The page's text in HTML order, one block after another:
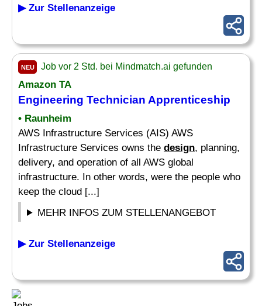
▶ Zur Stellenanzeige
NEU Job vor 2 Std. bei Mindmatch.ai gefunden
Amazon TA
Engineering Technician Apprenticeship
• Raunheim
AWS Infrastructure Services (AIS) AWS
Infrastructure Services owns the design, planning,
delivery, and operation of all AWS global
infrastructure. In other words, were the people who
keep the cloud [...]
MEHR INFOS ZUM STELLENANGEBOT
▶ Zur Stellenanzeige